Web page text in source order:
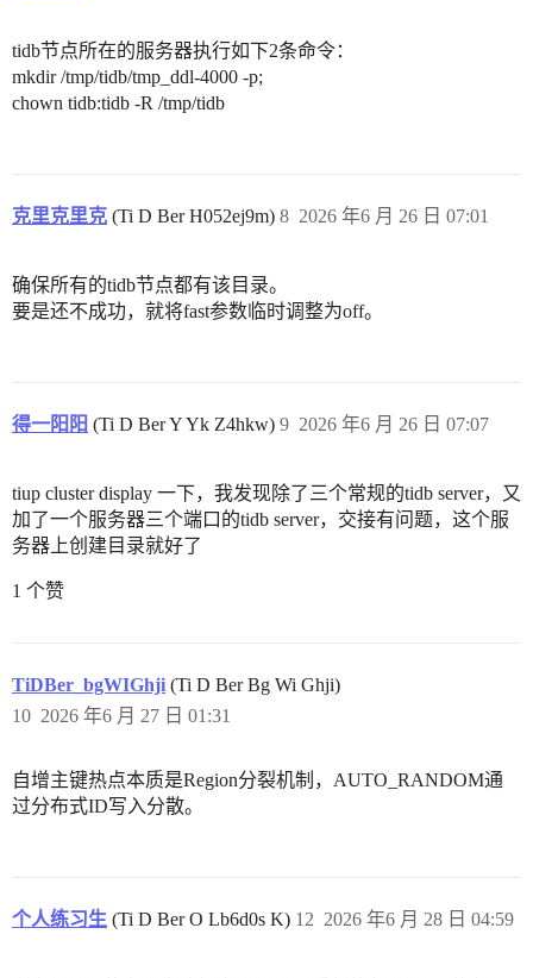
tidb节点所在的服务器执行如下2条命令：
mkdir /tmp/tidb/tmp_ddl-4000 -p;
chown tidb:tidb -R /tmp/tidb
克里克里克 (Ti D Ber H052ej9m) 2026 年6 月 26 日 07:01
8
确保所有的tidb节点都有该目录。
要是还不成功，就将fast参数临时调整为off。
得一阳阳 (Ti D Ber Y Yk Z4hkw) 2026 年6 月 26 日 07:07
9
tiup cluster display 一下，我发现除了三个常规的tidb server，又
加了一个服务器三个端口的tidb server，交接有问题，这个服
务器上创建目录就好了
1 个赞
TiDBer_bgWIGhji (Ti D Ber Bg Wi Ghji)
2026 年6 月 27 日 01:31
10
自增主键热点本质是Region分裂机制，AUTO_RANDOM通
过分布式ID写入分散。
个人练习生 (Ti D Ber O Lb6d0s K) 2026 年6 月 28 日 04:59
12